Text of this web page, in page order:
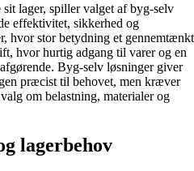
lager, spiller valget af byg-selv
effektivitet, sikkerhed og
hvor stor betydning et gennemtænkt
hvor hurtig adgang til varer og en
Byg-selv løsninger giver
præcist til behovet, men kræver
om belastning, materialer og
lagerbehov